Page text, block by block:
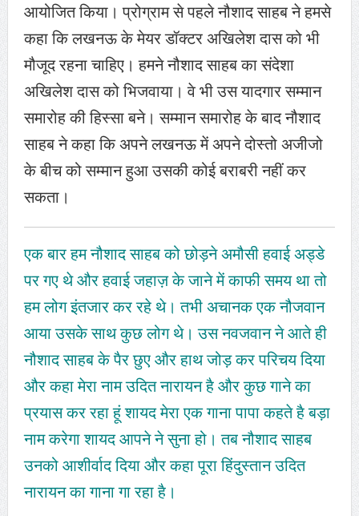
आयोजित किया। प्रोग्राम से पहले नौशाद साहब ने हमसे
कहा कि लखनऊ के मेयर डॉक्टर अखिलेश दास को भी
मौजूद रहना चाहिए। हमने नौशाद साहब का संदेशा
अखिलेश दास को भिजवाया। वे भी उस यादगार सम्मान
समारोह की हिस्सा बने। सम्मान समारोह के बाद नौशाद
साहब ने कहा कि अपने लखनऊ में अपने दोस्तो अजीजो
के बीच को सम्मान हुआ उसकी कोई बराबरी नहीं कर
सकता।
एक बार हम नौशाद साहब को छोड़ने अमौसी हवाई अड्डे
पर गए थे और हवाई जहाज़ के जाने में काफी समय था तो
हम लोग इंतजार कर रहे थे। तभी अचानक एक नौजवान
आया उसके साथ कुछ लोग थे। उस नवजवान ने आते ही
नौशाद साहब के पैर छुए और हाथ जोड़ कर परिचय दिया
और कहा मेरा नाम उदित नारायन है और कुछ गाने का
प्रयास कर रहा हूं शायद मेरा एक गाना पापा कहते है बड़ा
नाम करेगा शायद आपने ने सुना हो। तब नौशाद साहब
उनको आशीर्वाद दिया और कहा पूरा हिंदुस्तान उदित
नारायन का गाना गा रहा है।